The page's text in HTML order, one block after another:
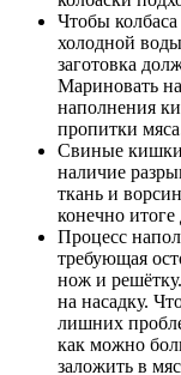
Чтобы
холодной
заготовка
Мариновать
наполнения
пропитки
Свиные кишки
наличие
ткань и
конечно
Процесс
требующая
нож и
на насадку.
лишних
как можно
заложить в